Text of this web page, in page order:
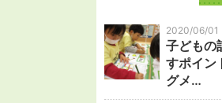
2020/06/01
子どもの
すポイン
グメ…